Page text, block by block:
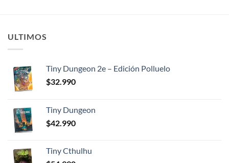
ULTIMOS
Tiny Dungeon 2e – Edición Polluelo
$32.990
Tiny Dungeon
$42.990
Tiny Cthulhu